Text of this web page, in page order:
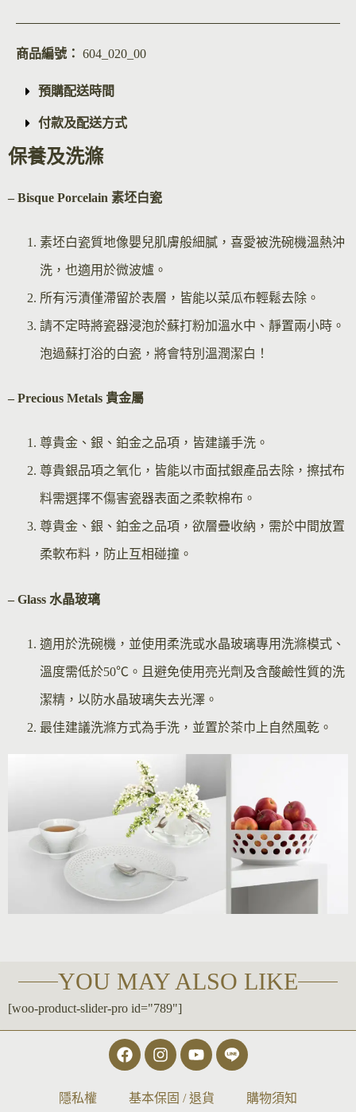
商品編號： 604_020_00
預購配送時間
付款及配送方式
保養及洗滌
– Bisque Porcelain 素坯白瓷
素坯白瓷質地像嬰兒肌膚般細膩，喜愛被洗碗機溫熱沖
洗，也適用於微波爐。
所有污漬僅滯留於表層，皆能以菜瓜布輕鬆去除。
請不定時將瓷器浸泡於蘇打粉加溫水中、靜置兩小時。
泡過蘇打浴的白瓷，將會特別溫潤潔白！
– Precious Metals 貴金屬
尊貴金、銀、鉑金之品項，皆建議手洗。
尊貴銀品項之氧化，皆能以市面拭銀產品去除，擦拭布
料需選擇不傷害瓷器表面之柔軟棉布。
尊貴金、銀、鉑金之品項，欲層疊收納，需於中間放置
柔軟布料，防止互相碰撞。
– Glass 水晶玻璃
適用於洗碗機，並使用柔洗或水晶玻璃專用洗滌模式、
溫度需低於50℃。且避免使用亮光劑及含酸鹼性質的洗
潔精，以防水晶玻璃失去光澤。
最佳建議洗滌方式為手洗，並置於茶巾上自然風乾。
YOU MAY ALSO LIKE
[woo-product-slider-pro id="789"]
隱私權 基本保固 / 退貨 購物須知